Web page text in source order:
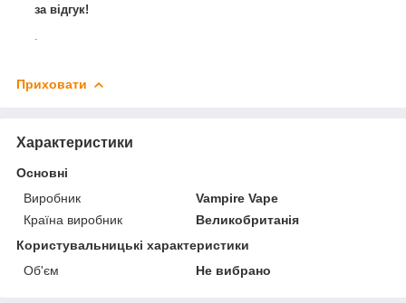
за відгук!
Приховати
Характеристики
Основні
Виробник
Vampire Vape
Країна виробник
Великобританія
Користувальницькі характеристики
Об'єм
Не вибрано